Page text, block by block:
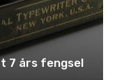
7 års fengsel